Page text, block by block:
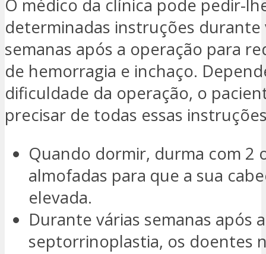
O médico da clínica pode pedir-
determinadas instruções durante
semanas após a operação para
de hemorragia e inchaço.
dificuldade da operação, o
precisar de todas essas
Quando dormir, durma com 2
almofadas para que a sua
elevada.
Durante várias semanas após a
septorrinoplastia, os doentes